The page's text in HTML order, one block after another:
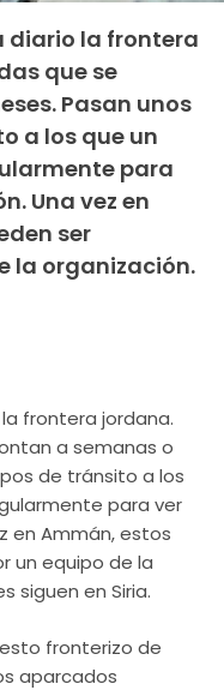
diario la frontera
que se
Pasan unos
a los que un
para
Una vez en
ser
la organización.
frontera jordana.
a semanas o
de tránsito a los
para ver
en Ammán, estos
un equipo de la
siguen en Siria.
fronterizo de
aparcados